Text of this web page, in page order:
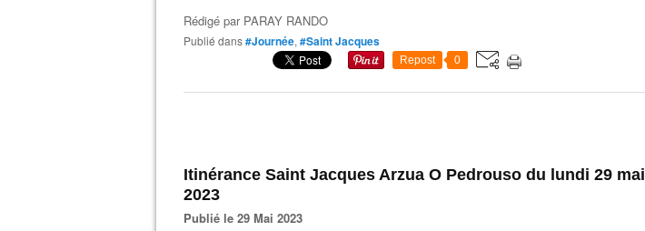
Rédigé par PARAY RANDO
Publié dans#Journée, #Saint Jacques
Repost 0
Itinérance Saint Jacques Arzua O Pedrouso du lundi 29 mai
2023
Publié le 29 Mai 2023